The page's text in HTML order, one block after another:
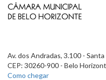
Av. dos Andradas, 3.100 -
CEP: 30260-900 - Belo
Como chegar